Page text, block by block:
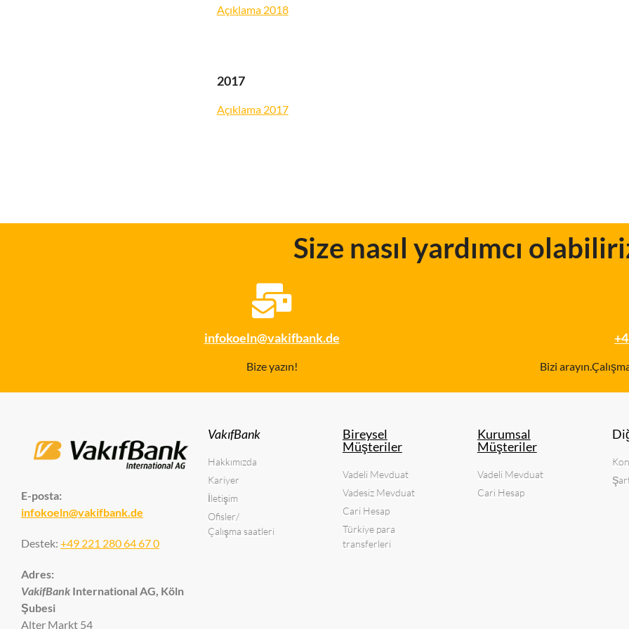
Açıklama 2018
2017
Açıklama 2017
Size nasıl yardımcı
infokoeln@vakifbank.de
Bize yazın! Bizi
E-posta:
infokoeln@vakifbank.de
Destek: +49 221 280 64 67 0
Adres:
VakifBank International AG, Köln
Şubesi
Alter Markt 54
VakıfBank
Hakkımızda
Kariyer
İletişim
Ofisler/
Çalışma saatleri
Bireysel
Müşteriler
Vadeli Mevduat
Vadesiz Mevduat
Cari Hesap
Türkiye para
transferleri
Kurumsal
Müşteriler
Vadeli Mevduat
Cari Hesap